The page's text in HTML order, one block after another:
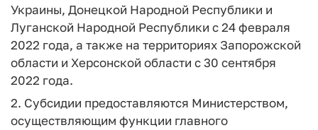
Украины, Донецкой Народной Республики и
Луганской Народной Республики с 24 февраля
2022 года, а также на территориях Запорожской
области и Херсонской области с 30 сентября
2022 года.
2. Субсидии предоставляются Министерством,
осуществляющим функции главного